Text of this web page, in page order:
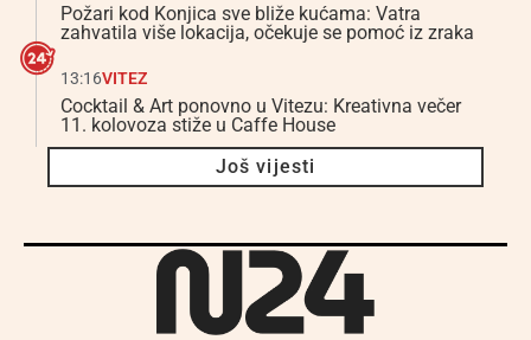
Požari kod Konjica sve bliže kućama: Vatra
zahvatila više lokacija, očekuje se pomoć iz zraka
13:16VITEZ
Cocktail & Art ponovno u Vitezu: Kreativna večer
11. kolovoza stiže u Caffe House
Još vijesti